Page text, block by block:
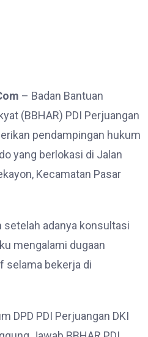
– Badan Bantuan
(BBHAR) PDI Perjuangan
pendampingan hukum
yang berlokasi di Jalan
Kecamatan Pasar
setelah adanya konsultasi
mengalami dugaan
selama bekerja di
DPD PDI Perjuangan DKI